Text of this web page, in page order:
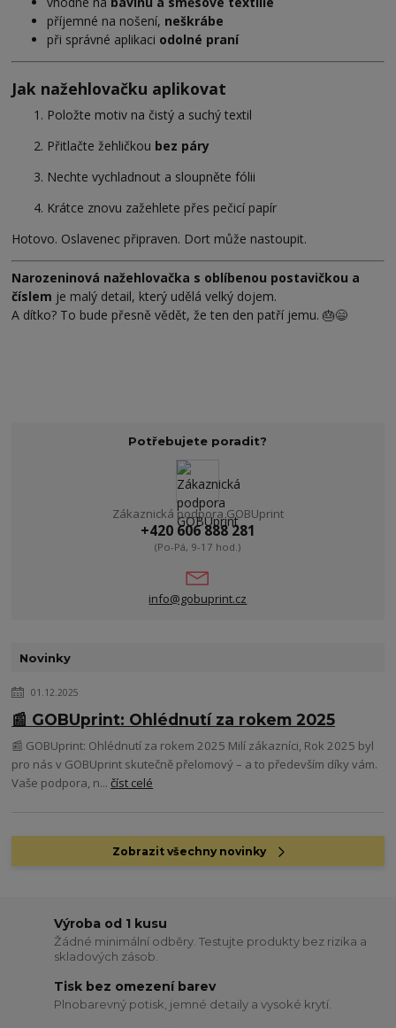
příjemné na nošení, neškrábe
při správné aplikaci odolné praní
Jak nažehlovačku aplikovat
Položte motiv na čistý a suchý textil
Přitlačte žehličkou bez páry
Nechte vychladnout a sloupněte fólii
Krátce znovu zažehlete přes pečicí papír
Hotovo. Oslavenec připraven. Dort může nastoupit.
Narozeninová nažehlovačka s oblíbenou postavičkou a
číslem je malý detail, který udělá velký dojem.
A dítko? To bude přesně vědět, že ten den patří jemu. 🎂😄
Potřebujete poradit?
Zákaznická podpora GOBUprint
+420 606 888 281
(Po-Pá, 9-17 hod.)
info@gobuprint.cz
Novinky
01.12.2025
📰 GOBUprint: Ohlédnutí za rokem 2025
📰 GOBUprint: Ohlédnutí za rokem 2025 Milí zákazníci, Rok 2025 byl
pro nás v GOBUprint skutečně přelomový – a to především díky vám.
Vaše podpora, n...číst celé
Zobrazit všechny novinky
Výroba od 1 kusu
Žádné minimální odběry. Testujte produkty bez rizika a
skladových zásob.
Tisk bez omezení barev
Plnobarevný potisk, jemné detaily a vysoké krytí.